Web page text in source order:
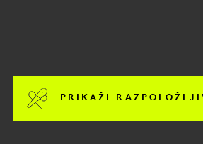
PRIKAŽI